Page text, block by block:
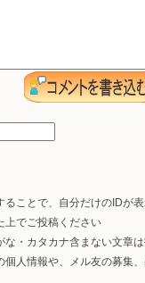
ことで、自分だけのIDが
でご投稿ください
な・カタカナ含まない文章は
人情報や、メル友の募集